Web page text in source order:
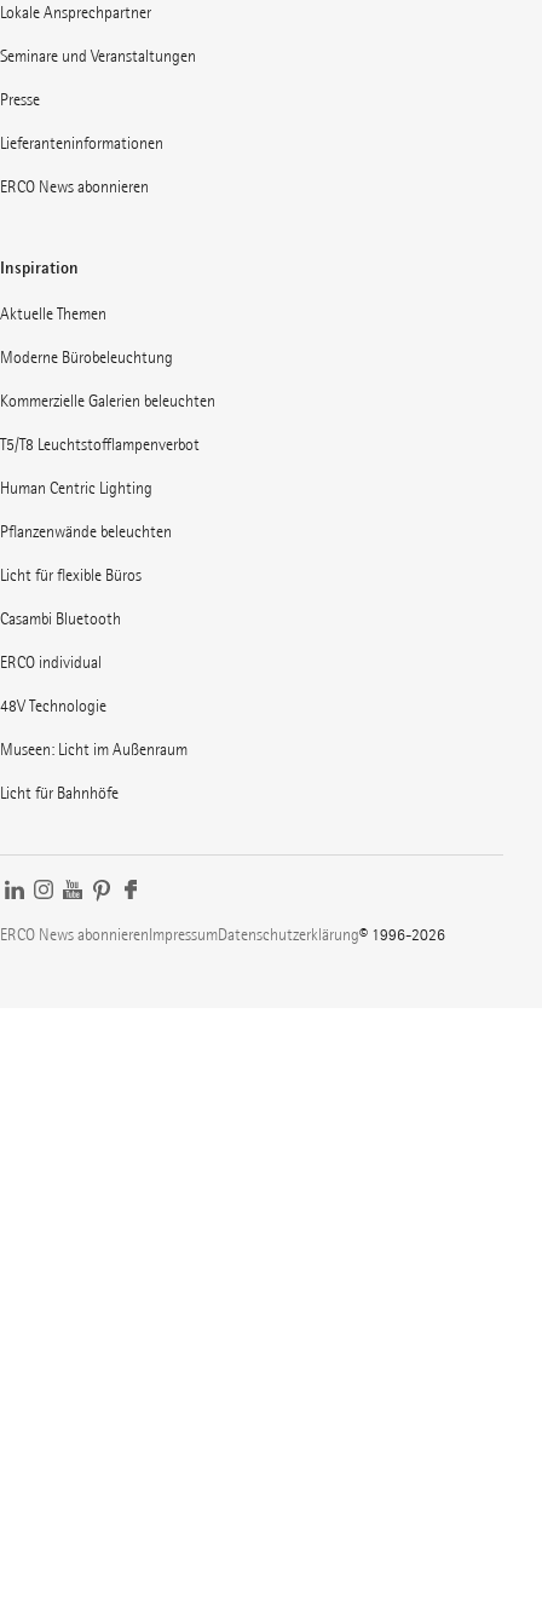
Lokale Ansprechpartner
Seminare und Veranstaltungen
Presse
Lieferanteninformationen
ERCO News abonnieren
Inspiration
Aktuelle Themen
Moderne Bürobeleuchtung
Kommerzielle Galerien beleuchten
T5/T8 Leuchtstofflampenverbot
Human Centric Lighting
Pflanzenwände beleuchten
Licht für flexible Büros
Casambi Bluetooth
ERCO individual
48V Technologie
Museen: Licht im Außenraum
Licht für Bahnhöfe
ERCO News abonnierenImpressumDatenschutzerklärung© 1996-2026